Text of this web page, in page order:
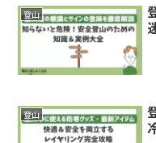
登山
登山